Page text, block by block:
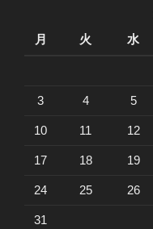
月
火 水
3 4 5
10 11 12
17 18 19
24 25 26
31